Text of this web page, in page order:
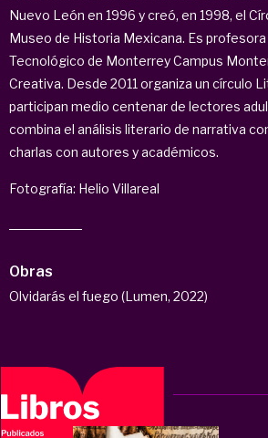
Nuevo León en 1996 y creó, en 1998, el
Museo de Historia Mexicana. Es
Tecnológico de Monterrey Campus
Creativa. Desde 2011 organiza un círculo
participan medio centenar de lectores
combina el análisis literario de narrativa
charlas con autores y académicos.
Fotografía: Helio Villareal
Obras
Olvidarás el fuego (Lumen, 2022)